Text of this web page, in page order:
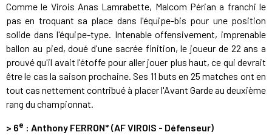
Comme le Virois Anas Lamrabette, Malcom Périan a franchi le
pas en troquant sa place dans l'équipe-bis pour une position
solide dans l'équipe-type. Intenable offensivement, imprenable
ballon au pied, doué d'une sacrée finition, le joueur de 22 ans a
prouvé qu'il avait l'étoffe pour aller jouer plus haut, ce qui devrait
être le cas la saison prochaine. Ses 11 buts en 25 matches ont en
tout cas nettement contribué à placer l'Avant Garde au deuxième
rang du championnat.
> 6e : Anthony FERRON* (AF VIROIS - Défenseur)